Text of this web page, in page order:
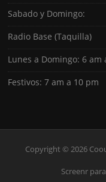
Sabado y Domingo:
Radio Base (Taquilla)
Lunes a Domingo: 6 am
Festivos: 7 am a 10 pm
Copyright © 2026
Screenr